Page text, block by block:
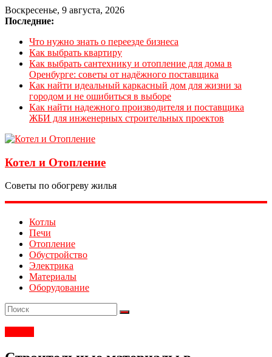
Воскресенье, 9 августа, 2026
Последние:
Что нужно знать о переезде бизнеса
Как выбрать квартиру
Как выбрать сантехнику и отопление для дома в
Оренбурге: советы от надёжного поставщика
Как найти идеальный каркасный дом для жизни за
городом и не ошибиться в выборе
Как найти надежного производителя и поставщика
ЖБИ для инженерных строительных проектов
Котел и Отопление
Советы по обогреву жилья
Котлы
Печи
Отопление
Обустройство
Электрика
Материалы
Оборудование